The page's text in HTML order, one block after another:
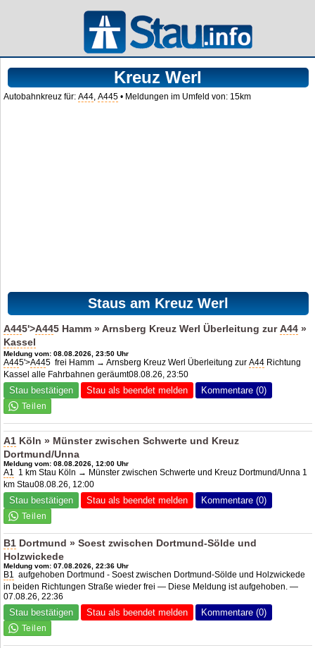
Kreuz Werl
Autobahnkreuz für:A44,A445 • Meldungen im Umfeld von: 15km
Staus am Kreuz Werl
A445'>A445 Hamm » Arnsberg Kreuz Werl Überleitung zurA44 »
Kassel
Meldung vom: 08.08.2026, 23:50 Uhr
A445'>A445 frei Hamm → Arnsberg Kreuz Werl Überleitung zurA44 Richtung
Kassel alle Fahrbahnen geräumt08.08.26, 23:50
Stau bestätigen Stau als beendet melden Kommentare (0)
A1 Köln » Münster zwischen Schwerte und Kreuz
Dortmund/Unna
Meldung vom: 08.08.2026, 12:00 Uhr
A1 1 km Stau Köln → Münster zwischen Schwerte und Kreuz Dortmund/Unna 1
km Stau08.08.26, 12:00
Stau bestätigen Stau als beendet melden Kommentare (0)
B1 Dortmund » Soest zwischen Dortmund-Sölde und
Holzwickede
Meldung vom: 07.08.2026, 22:36 Uhr
B1 aufgehoben Dortmund - Soest zwischen Dortmund-Sölde und Holzwickede
in beiden Richtungen Straße wieder frei — Diese Meldung ist aufgehoben. —
07.08.26, 22:36
Stau bestätigen Stau als beendet melden Kommentare (0)